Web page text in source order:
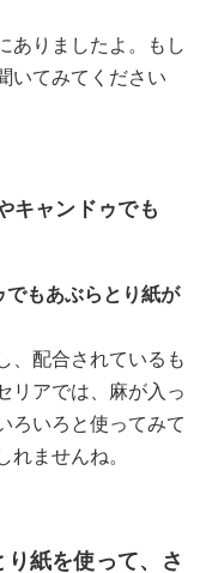
ありましたよ。もし
いてみてください
キャンドゥでも
もあぶらとり紙が
、配合されているも
リアでは、麻が入っ
ろいろと使ってみて
ませんね。
紙を使って、さ